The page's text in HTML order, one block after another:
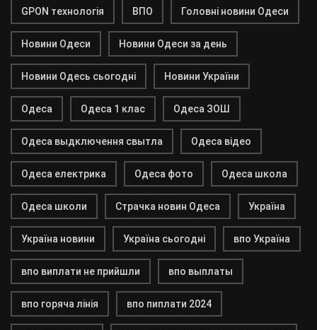
GPON технологія ВПО Головні новини Одеси
Новини Одеси Новини Одеси за день
Новини Одесь сьогодні Новини України
Одеса Одеса 1 клас Одеса ЗОШ
Одеса выдключення свытла Одеса відео
Одеса електрика Одеса фото Одеса школа
Одеса школи Страчка новин Одеса Україна
Україна новини Україна сьогодні впо Україна
впо виплати не прийшли впо выплаты
впо горяча лінія впо пиплати 2024